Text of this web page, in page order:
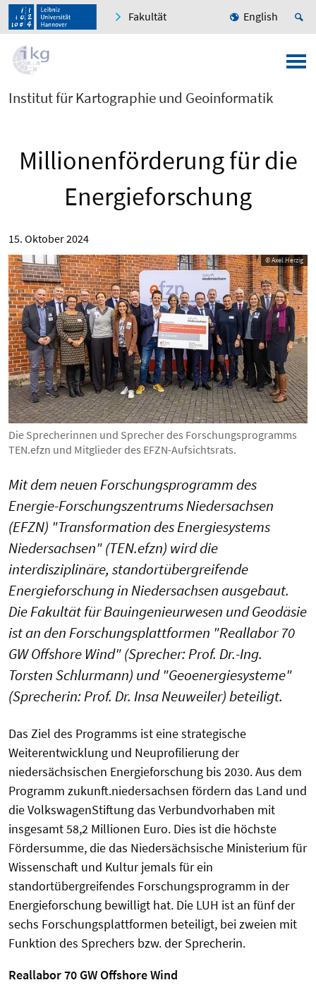
Fakultät English
Institut für Kartographie und Geoinformatik
Millionenförderung für die
Energieforschung
15. Oktober 2024
© Axel Herzig
Die Sprecherinnen und Sprecher des Forschungsprogramms
TEN.efzn und Mitglieder des EFZN-Aufsichtsrats.
Mit dem neuen Forschungsprogramm des
Energie-Forschungszentrums Niedersachsen
(EFZN) "Transformation des Energiesystems
Niedersachsen" (TEN.efzn) wird die
interdisziplinäre, standortübergreifende
Energieforschung in Niedersachsen ausgebaut.
Die Fakultät für Bauingenieurwesen und Geodäsie
ist an den Forschungsplattformen "Reallabor 70
GW Offshore Wind" (Sprecher: Prof. Dr.-Ing.
Torsten Schlurmann) und "Geoenergiesysteme"
(Sprecherin: Prof. Dr. Insa Neuweiler) beteiligt.
Das Ziel des Programms ist eine strategische
Weiterentwicklung und Neuprofilierung der
niedersächsischen Energieforschung bis 2030. Aus dem
Programm zukunft.niedersachsen fördern das Land und
die VolkswagenStiftung das Verbundvorhaben mit
insgesamt 58,2 Millionen Euro. Dies ist die höchste
Fördersumme, die das Niedersächsische Ministerium für
Wissenschaft und Kultur jemals für ein
standortübergreifendes Forschungsprogramm in der
Energieforschung bewilligt hat. Die LUH ist an fünf der
sechs Forschungsplattformen beteiligt, bei zweien mit
Funktion des Sprechers bzw. der Sprecherin.
Reallabor 70 GW Offshore Wind